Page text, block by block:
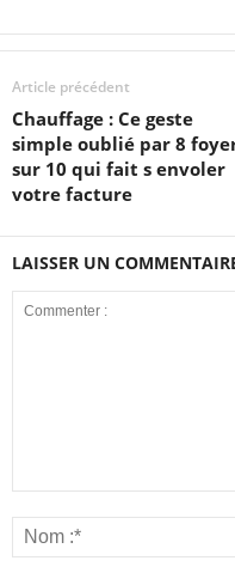
Article précédent
Chauffage : Ce geste
simple oublié par 8
sur 10 qui fait s envoler
votre facture
LAISSER UN